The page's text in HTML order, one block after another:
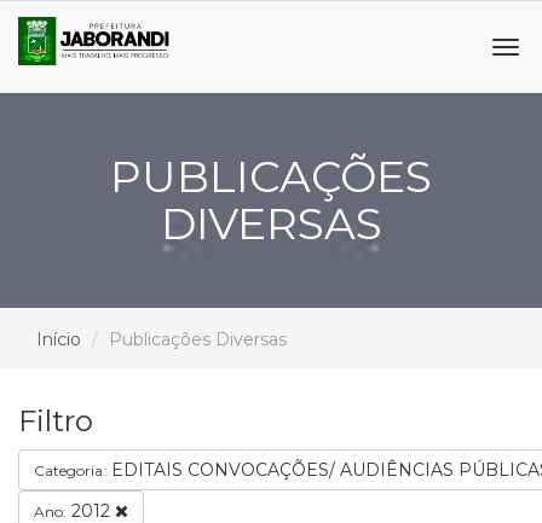
PUBLICAÇÕES
DIVERSAS
Início Publicações Diversas
Filtro
Categoria: EDITAIS CONVOCAÇÕES/ AUDIÊNCIAS
Ano: 2012